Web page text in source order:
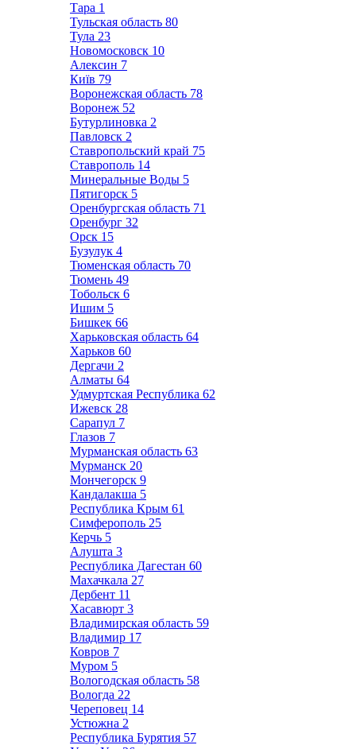
Тара 1
Тульская область 80
Тула 23
Новомосковск 10
Алексин 7
Київ 79
Воронежская область 78
Воронеж 52
Бутурлиновка 2
Павловск 2
Ставропольский край 75
Ставрополь 14
Минеральные Воды 5
Пятигорск 5
Оренбургская область 71
Оренбург 32
Орск 15
Бузулук 4
Тюменская область 70
Тюмень 49
Тобольск 6
Ишим 5
Бишкек 66
Харьковская область 64
Харьков 60
Дергачи 2
Алматы 64
Удмуртская Республика 62
Ижевск 28
Сарапул 7
Глазов 7
Мурманская область 63
Мурманск 20
Мончегорск 9
Кандалакша 5
Республика Крым 61
Симферополь 25
Керчь 5
Алушта 3
Республика Дагестан 60
Махачкала 27
Дербент 11
Хасавюрт 3
Владимирская область 59
Владимир 17
Ковров 7
Муром 5
Вологодская область 58
Вологда 22
Череповец 14
Устюжна 2
Республика Бурятия 57